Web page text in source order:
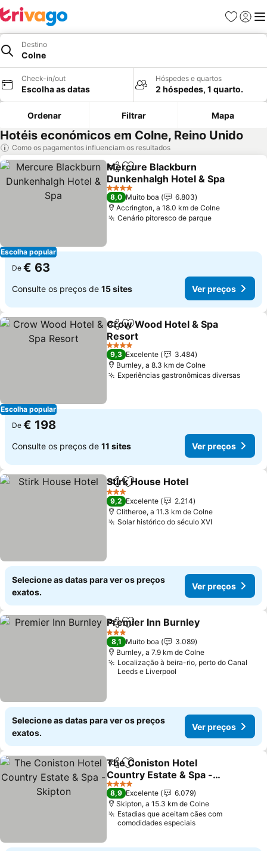
Favoritos
Iniciar
Destino
Colne
Check-in/out
Escolha as datas
Hóspedes e quartos
2 hóspedes, 1 quarto.
Ordenar Filtrar Mapa
Hotéis económicos em Colne, Reino Unido
Como os pagamentos influenciam os resultados
Escolha popular
PartilharAdicionar aos favoritos
Mercure Blackburn
Dunkenhalgh Hotel & Spa
Ver preços
4 Estrelas
8,0 Muito boa
6.803
Accrington, a 18.0 km de Colne
Cenário pitoresco de parqueVer preços
De € 63
Consulte os preços de 15 sites Ver preços
Escolha popular
PartilharAdicionar aos favoritos
Crow Wood Hotel & Spa
Resort
Ver preços
4 Estrelas
9,3 Excelente
3.484
Burnley, a 8.3 km de Colne
Experiências gastronômicas diversasVer
De € 198
Consulte os preços de 11 sites Ver preços
PartilharAdicionar aos favoritos
Stirk House Hotel
3 Estrelas
9,2 Excelente
2.214
Clitheroe, a 11.3 km de Colne
Solar histórico do século XVIVer preços
Selecione as datas para ver os preços
exatos.
Ver preços
PartilharAdicionar aos favoritos
Premier Inn Burnley
3 Estrelas
8,1 Muito boa
3.089
Burnley, a 7.9 km de Colne
Localização à beira-rio, perto do Canal
Leeds e Liverpool
Selecione as datas para ver os preços
exatos.
Ver preços
PartilharAdicionar aos favoritos
The Coniston Hotel
Country Estate & Spa -
Skipton
Ver preços
4 Estrelas
8,9 Excelente
6.079
Skipton, a 15.3 km de Colne
Estadias que aceitam cães com
comodidades especiais